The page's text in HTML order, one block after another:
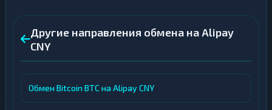
Другие направления обмена на Alipay
CNY
Обмен Bitcoin BTC на Alipay CNY